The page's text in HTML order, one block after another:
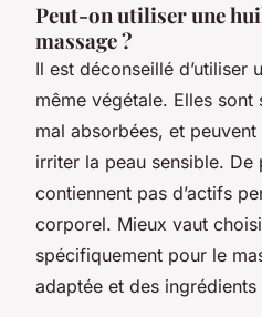
Peut-on utiliser une
massage ?
Il est déconseillé d’utiliser
même végétale. Elles
mal absorbées, et
irriter la peau sensible. De
contiennent pas d’actifs
corporel. Mieux vaut
spécifiquement pour le
adaptée et des ingrédients